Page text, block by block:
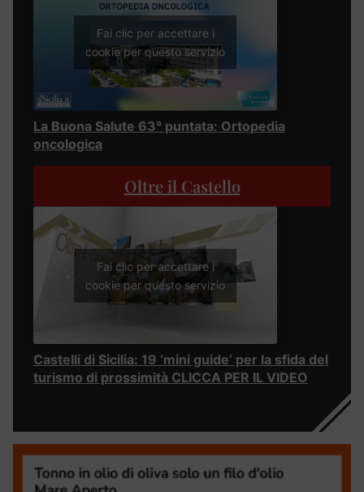
Fai clic per accettare i
cookie per questo servizio
La Buona Salute 63° puntata: Ortopedia
oncologica
Oltre il Castello
Fai clic per accettare i
cookie per questo servizio
Castelli di Sicilia: 19 ‘mini guide’ per la sfida del
turismo di prossimità CLICCA PER IL VIDEO